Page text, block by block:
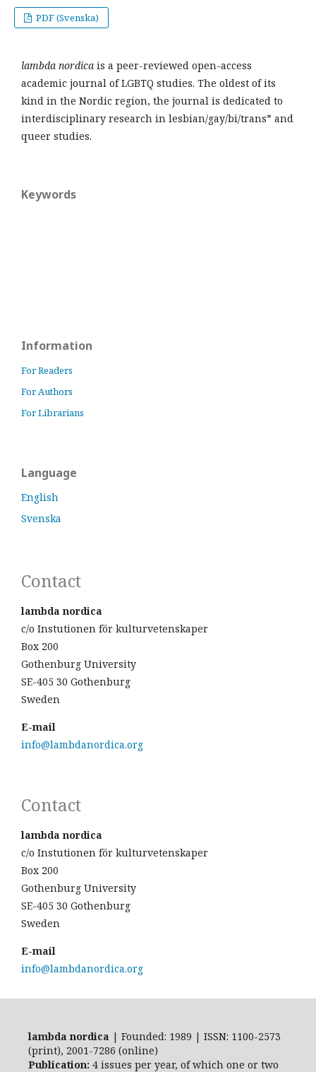
PDF (Svenska)
lambda nordica is a peer-reviewed open-access
academic journal of LGBTQ studies. The oldest of its
kind in the Nordic region, the journal is dedicated to
interdisciplinary research in lesbian/gay/bi/trans* and
queer studies.
Keywords
Information
For Readers
For Authors
For Librarians
Language
English
Svenska
Contact
lambda nordica
c/o Instutionen för kulturvetenskaper
Box 200
Gothenburg University
SE-405 30 Gothenburg
Sweden
E-mail
info@lambdanordica.org
Contact
lambda nordica
c/o Instutionen för kulturvetenskaper
Box 200
Gothenburg University
SE-405 30 Gothenburg
Sweden
E-mail
info@lambdanordica.org
lambda nordica | Founded: 1989 | ISSN: 1100-2573
(print), 2001-7286 (online)
Publication: 4 issues per year, of which one or two